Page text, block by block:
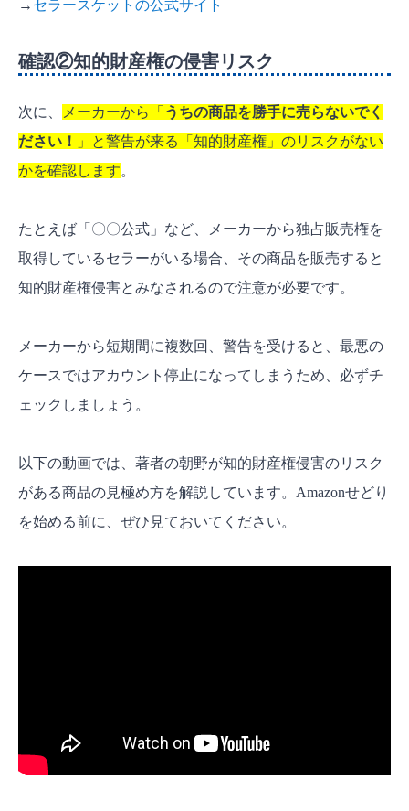
→ セラースケットの公式サイト
確認②知的財産権の侵害リスク
次に、 メーカーから「 うちの商品を勝手に売らないでく
ださい！
」と警告が来る「知的財産権」のリスクがない
かを確認します。
たとえば「〇〇公式」など、メーカーから独占販売権を
取得しているセラーがいる場合、その商品を販売すると
知的財産権侵害とみなされるので注意が必要です。
メーカーから短期間に複数回、警告を受けると、最悪の
ケースではアカウント停止になってしまうため、必ずチ
ェックしましょう。
以下の動画では、著者の朝野が知的財産権侵害のリスク
がある商品の見極め方を解説しています。Amazonせどり
を始める前に、ぜひ見ておいてください。